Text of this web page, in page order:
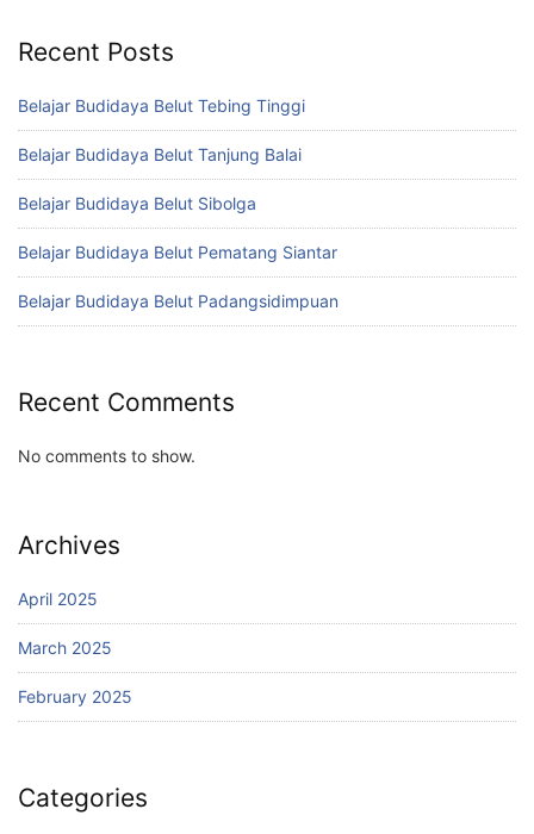
Recent Posts
Belajar Budidaya Belut Tebing Tinggi
Belajar Budidaya Belut Tanjung Balai
Belajar Budidaya Belut Sibolga
Belajar Budidaya Belut Pematang Siantar
Belajar Budidaya Belut Padangsidimpuan
Recent Comments
No comments to show.
Archives
April 2025
March 2025
February 2025
Categories